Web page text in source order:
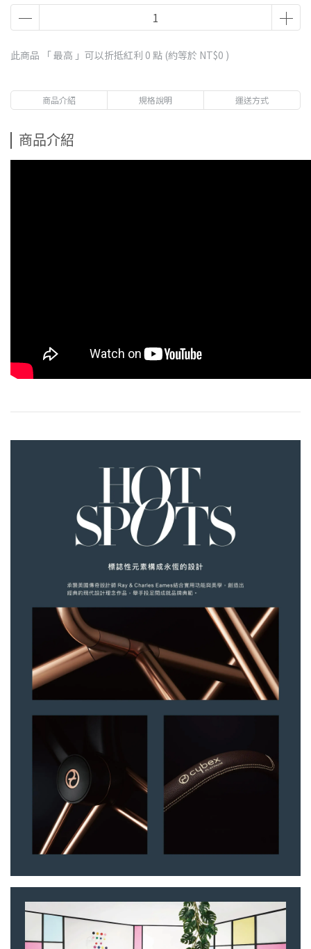
此商品 「 最高 」可以折抵紅利 0 點 (約等於 NT$0 )
商品介紹 規格說明 運送方式
商品介紹